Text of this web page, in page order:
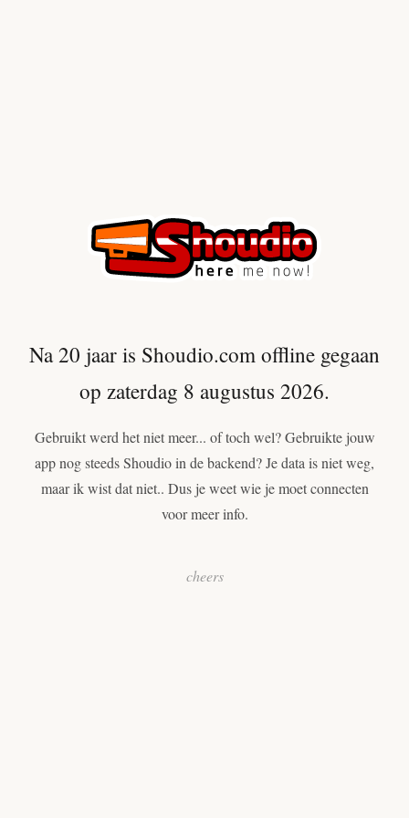
Na 20 jaar is Shoudio.com offline gegaan
op zaterdag 8 augustus 2026.
Gebruikt werd het niet meer... of toch wel? Gebruikte jouw
app nog steeds Shoudio in de backend? Je data is niet weg,
maar ik wist dat niet.. Dus je weet wie je moet connecten
voor meer info.
cheers